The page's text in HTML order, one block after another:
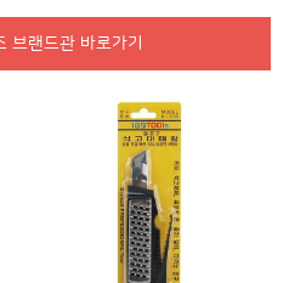
브랜드관 바로가기